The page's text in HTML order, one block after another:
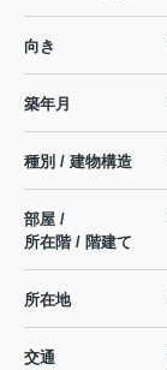
向き
築年月
種別 / 建物構造
部屋 /
所在階 / 階建て
所在地
交通